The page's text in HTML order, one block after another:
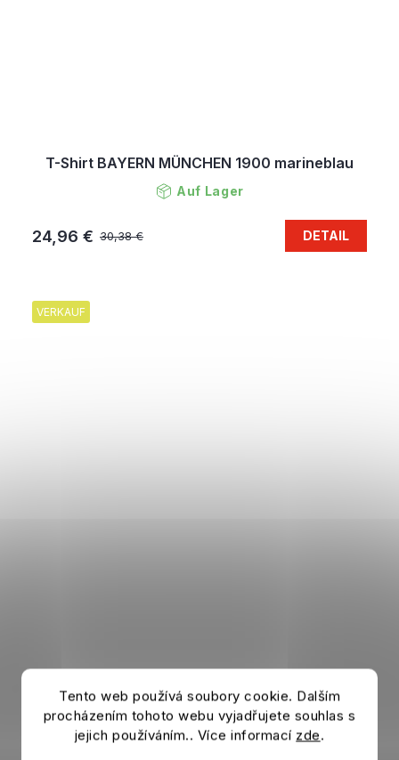
Tento web používá soubory cookie. Dalším
procházením tohoto webu vyjadřujete souhlas s
jejich používáním.. Více informací zde.
T-Shirt BAYERN MÜNCHEN 1900 marineblau
Auf Lager
30,38 €
24,96 € DETAIL
VERKAUF